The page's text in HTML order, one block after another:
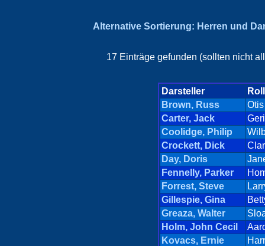
Alternative Sortierung: Herren und
17 Einträge gefunden (sollten nicht
Darsteller
Brown, Russ
Otis
Carter, Jack
Coolidge, Philip
Crockett, Dick
Day, Doris
Fennelly, Parker
Forrest, Steve
Gillespie, Gina
Greaza, Walter
Holm, John Cecil
Kovacs, Ernie